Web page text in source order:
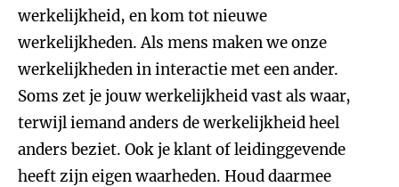
werkelijkheid, en kom tot nieuwe
werkelijkheden. Als mens maken we onze
werkelijkheden in interactie met een ander.
Soms zet je jouw werkelijkheid vast als waar,
terwijl iemand anders de werkelijkheid heel
anders beziet. Ook je klant of leidinggevende
heeft zijn eigen waarheden. Houd daarmee